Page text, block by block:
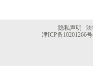
隐私声明
津ICP备10201266